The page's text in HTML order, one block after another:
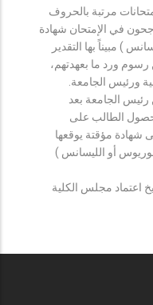
مرتبة بالحروف
في الإمتحان شهادة
) مبيناً بها التقدير
رسوم ورد ما بعهدتهم،
ورئيس الجامعة.
رئيس الجامعة بعد
الطالب على
شهادة مؤقتة يوقعها
أو الليسانس )
اعتماد مجلس الكلية